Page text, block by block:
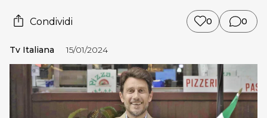
Condividi 0 0
Tv Italiana 15/01/2024